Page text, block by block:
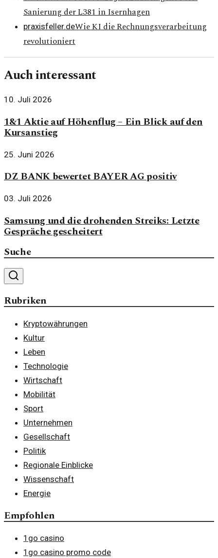
Sanierung der L381 in Isernhagen
praxisfeller.deWie KI die Rechnungsverarbeitung
revolutioniert
Auch interessant
10. Juli 2026
1&1 Aktie auf Höhenflug – Ein Blick auf den
Kursanstieg
25. Juni 2026
DZ BANK bewertet BAYER AG positiv
03. Juli 2026
Samsung und die drohenden Streiks: Letzte
Gespräche gescheitert
Suche
Rubriken
Kryptowährungen
Kultur
Leben
Technologie
Wirtschaft
Mobilität
Sport
Unternehmen
Gesellschaft
Politik
Regionale Einblicke
Wissenschaft
Energie
Empfohlen
1go casino
1go casino promo code